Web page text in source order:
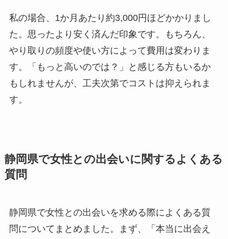
私の場合、1か月あたり約3,000円ほどかかりまし
た。思ったより安く済んだ印象です。もちろん、
やり取りの頻度や使い方によって費用は変わりま
す。「もっと高いのでは？」と感じる方もいるか
もしれませんが、工夫次第でコストは抑えられま
す。
静岡県で女性との出会いに関するよくある
質問
静岡県で女性との出会いを求める際によくある質
問についてまとめました。まず、「本当に出会え